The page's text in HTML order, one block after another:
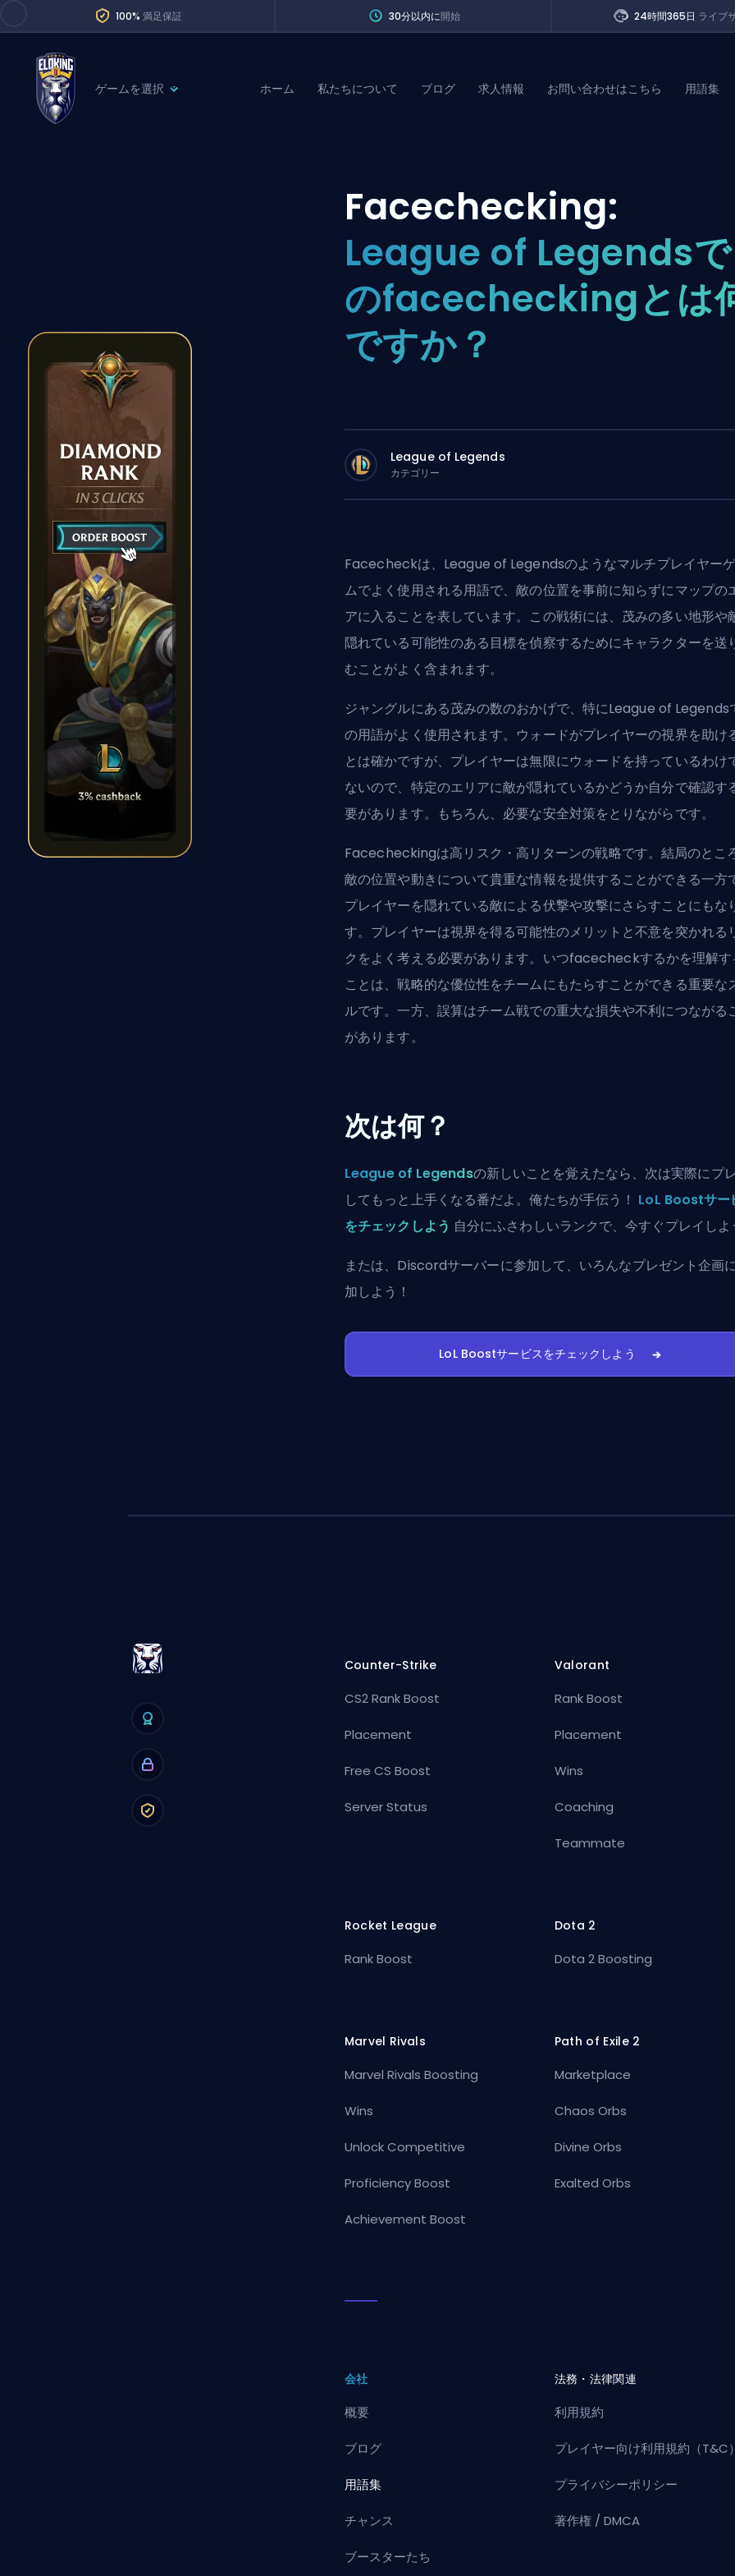
100% 満足保証 30分以内に開始 24時間365日 ライブ
ゲームを選択
Path of Exile 2
Division Boost
Coaching
Teammate
ホーム 私たちについて ブログ 求人情報 お問い合わせはこちら 用語集
Facechecking:
League of Legendsで
のfacecheckingとは
ですか？
League of Legends
カテゴリー
Facecheckは、League of Legendsのようなマルチプレイヤー
ムでよく使用される用語で、敵の位置を事前に知らずにマップの
アに入ることを表しています。この戦術には、茂みの多い地形や
隠れている可能性のある目標を偵察するためにキャラクターを送
むことがよく含まれます。
ジャングルにある茂みの数のおかげで、特にLeague of Legends
の用語がよく使用されます。ウォードがプレイヤーの視界を助け
とは確かですが、プレイヤーは無限にウォードを持っているわけ
ないので、特定のエリアに敵が隠れているかどうか自分で確認す
要があります。もちろん、必要な安全対策をとりながらです。
Facecheckingは高リスク・高リターンの戦略です。結局のところ
敵の位置や動きについて貴重な情報を提供することができる一方
プレイヤーを隠れている敵による伏撃や攻撃にさらすことにもな
す。プレイヤーは視界を得る可能性のメリットと不意を突かれる
クをよく考える必要があります。いつfacecheckするかを理解す
ことは、戦略的な優位性をチームにもたらすことができる重要な
ルです。一方、誤算はチーム戦での重大な損失や不利につながる
があります。
次は何？
League of Legendsの新しいことを覚えたなら、次は実際にプ
してもっと上手くなる番だよ。俺たちが手伝う！ LoL Boostサー
をチェックしよう 自分にふさわしいランクで、今すぐプレイしよ
または、 Discordサーバーに参加して、いろんなプレゼント企画
加しよう！
LoL Boostサービスをチェックしよう
Counter-Strike
CS2 Rank Boost
Placement
Free CS Boost
Server Status
Valorant
Rank Boost
Placement
Wins
Coaching
Teammate
Rocket League
Rank Boost
Dota 2
Dota 2 Boosting
Marvel Rivals
Marvel Rivals Boosting
Wins
Unlock Competitive
Proficiency Boost
Achievement Boost
Path of Exile 2
Marketplace
Chaos Orbs
Divine Orbs
Exalted Orbs
会社
概要
ブログ
用語集
チャンス
ブースターたち
法務・法律関連
利用規約
プレイヤー向け利用規約（T&C）
プライバシーポリシー
著作権 / DMCA